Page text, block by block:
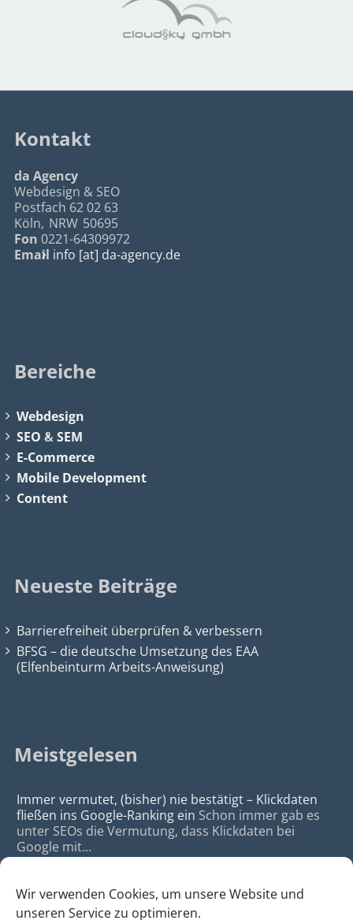
Wir verwenden Cookies, um unsere Website und
unseren Service zu optimieren.
Kontakt
da Agency
Webdesign & SEO
Postfach 62 02 63
Köln, NRW 50695
Fon 0221-64309972
Email info [at] da-agency.de
Bereiche
Webdesign
SEO &SEM
E-Commerce
Mobile Development
Content
Neueste Beiträge
Barrierefreiheit überprüfen & verbessern
BFSG – die deutsche Umsetzung des EAA
(Elfenbeinturm Arbeits-Anweisung)
Meistgelesen
Immer vermutet, (bisher) nie bestätigt – Klickdaten
fließen ins Google-Ranking ein Schon immer gab es
unter SEOs die Vermutung, dass Klickdaten bei
Google mit...